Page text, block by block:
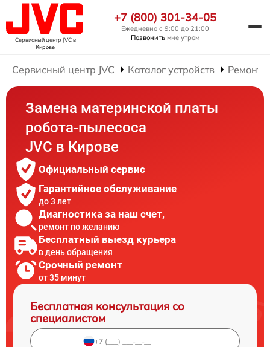
Сервисный центр JVCв
Кирове
+7 (800) 301-34-05
Ежедневно с 9:00 до 21:00
Позвонить мне утром
Сервисный центр JVC Каталог устройств Ремонт
Замена материнской платы
робота-пылесоса
JVC в Кирове
Официальный сервис
Гарантийное обслуживание
до 3 лет
Диагностика за наш счет,
ремонт по желанию
Бесплатный выезд курьера
в день обращения
Срочный ремонт
от 35 минут
Бесплатная консультация со
специалистом